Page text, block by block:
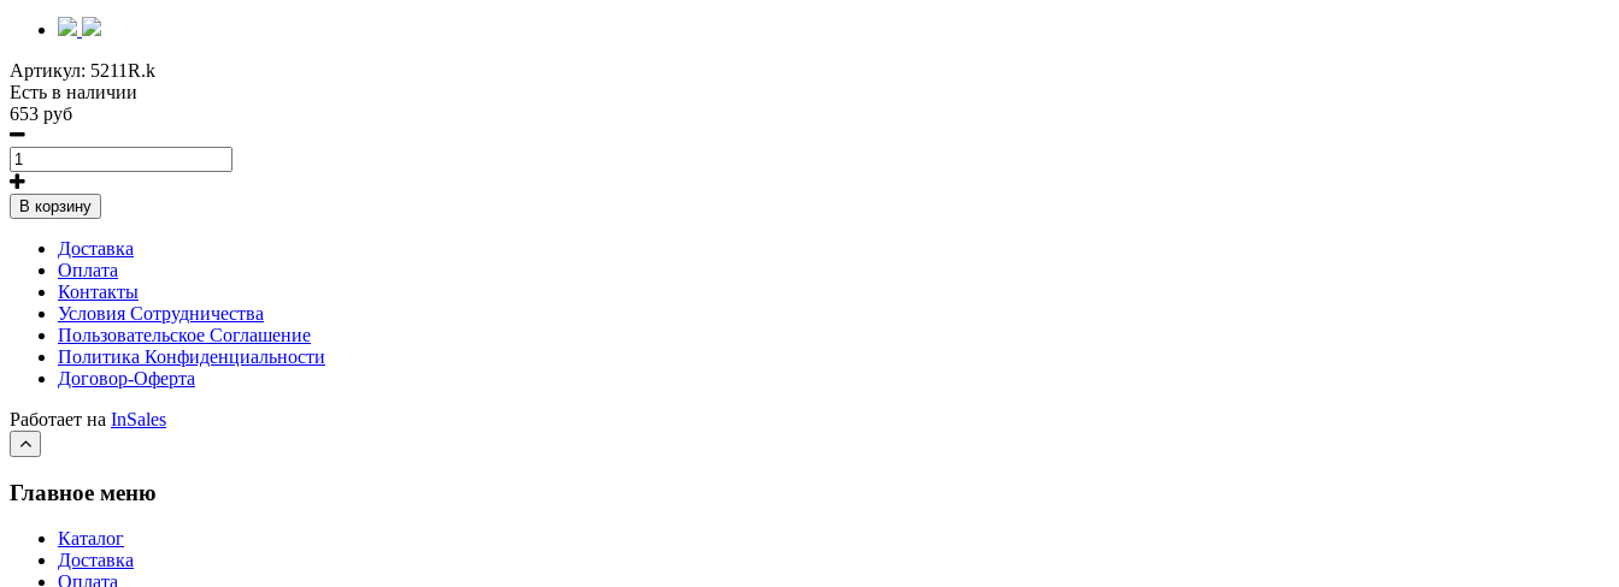
Артикул: 5211R.k
Есть в наличии
653 руб
В корзину
Доставка
Оплата
Контакты
Условия Сотрудничества
Пользовательское Соглашение
Политика Конфиденциальности
Договор-Оферта
Работает на InSales
Главное меню
Каталог
Доставка
Оплата